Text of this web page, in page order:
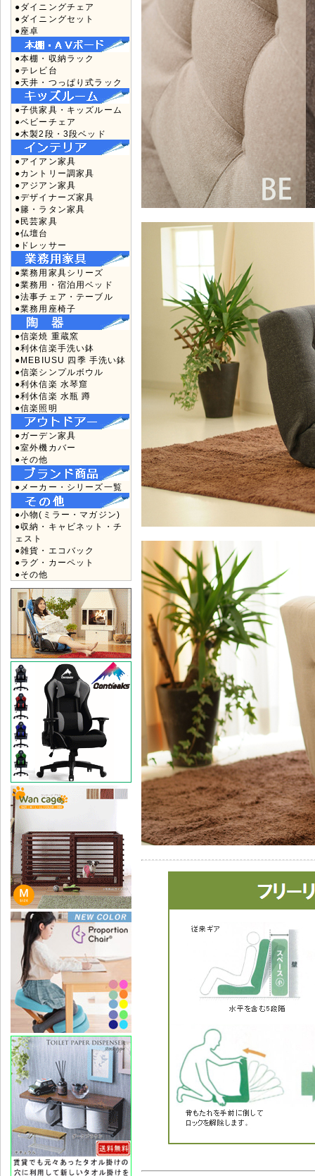
●ダイニングチェア
●ダイニングセット
●座卓
●本棚・収納ラック
●テレビ台
●天井・つっぱり式ラック
●子供家具・キッズルーム
●ベビーチェア
●木製2段・3段ベッド
●アイアン家具
●カントリー調家具
●アジアン家具
●デザイナーズ家具
●籐・ラタン家具
●民芸家具
●仏壇台
●ドレッサー
●業務用家具シリーズ
●業務用・宿泊用ベッド
●法事チェア・テーブル
●業務用座椅子
●信楽焼 重蔵窯
●利休信楽手洗い鉢
●MEBIUSU 四季 手洗い鉢
●信楽シンプルボウル
●利休信楽 水琴窟
●利休信楽 水瓶 蹲
●信楽照明
●ガーデン家具
●室外機カバー
●その他
●メーカー・シリーズ一覧
●小物(ミラー・マガジン)
●収納・キャビネット・チ
ェスト
●雑貨・エコバック
●ラグ・カーペット
●その他